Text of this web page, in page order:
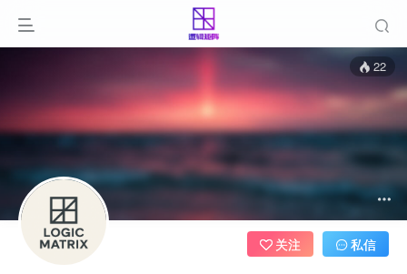
22
关注 私信